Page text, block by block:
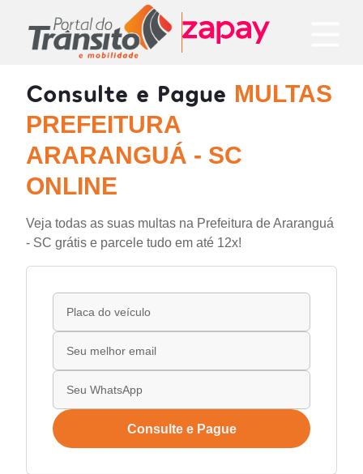
Consulte e Pague MULTAS
PREFEITURA
ARARANGUÁ - SC
ONLINE
Veja todas as suas multas na Prefeitura de Araranguá
- SC grátis e parcele tudo em até 12x!
Consulte e Pague